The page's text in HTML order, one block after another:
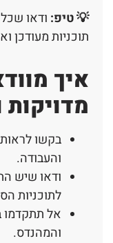
💡 טיפ: ודאו
תוכניות מעודכן
איך
מדויקות
בקשו
והעבודה.
ודאו שיש
לתוכניות
אל תתקדמו
והמהנדס.